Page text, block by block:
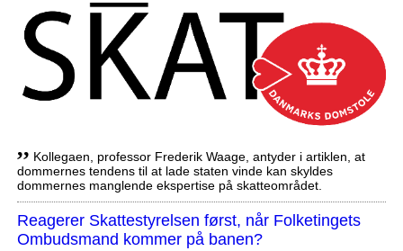
,, Kollegaen, professor Frederik Waage, antyder i artiklen, at
dommernes tendens til at lade staten vinde kan skyldes
dommernes manglende ekspertise på skatteområdet.
Reagerer Skattestyrelsen først, når Folketingets
Ombudsmand kommer på banen?